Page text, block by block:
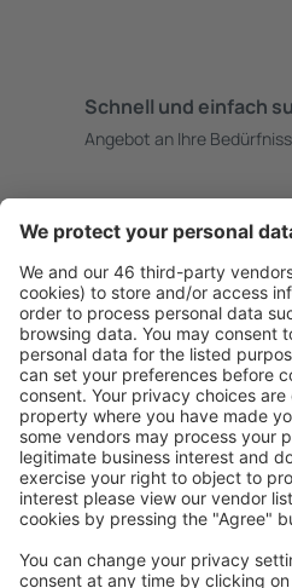
Schnell und einfach
Angebot an Ihre
Buchen ohne Sorgen mit
Stornierungsoption.
Mehr sparen
Attraktive Preise und
Benutzer.
Unterkünfte, die Sie
Wählen Sie aus über 1,3
Hütten, Apartments und